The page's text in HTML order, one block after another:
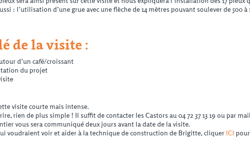
: l’utilisation d’une grue avec une flèche de 14 mètres pouvant soulever de 500 à
de la visite :
d’un café/croissant
du projet
visite courte mais intense.
rien de plus simple ! Il suffit de contacter les Castors au 04 72 37 13 19 ou par mail
vous sera communiqué deux jours avant la date de la visite.
voudraient voir et aider à la technique de construction de Brigitte, cliquer ICI